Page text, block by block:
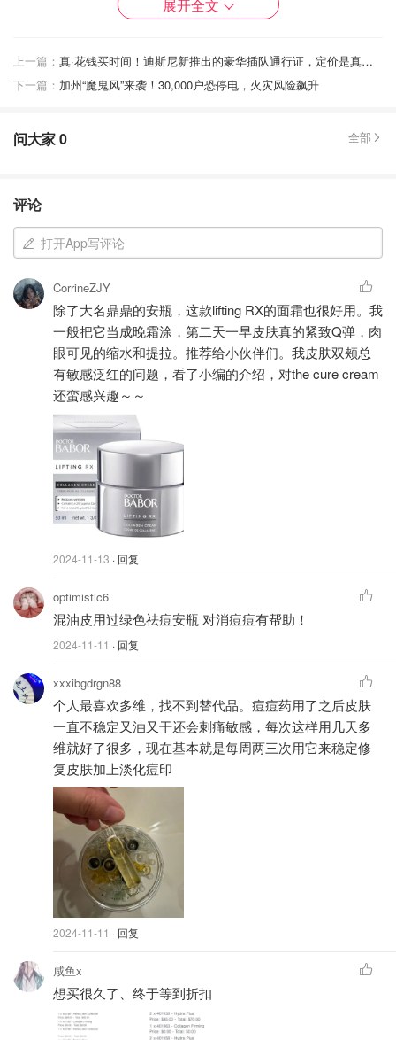
10D Hyaluronic Acid Ampoule Serum
Concentrate
黑科技来啦~~干燥肌秒变水光肌的神！
作为全球安瓶护肤的大佬，BABOR推出了这款全新的
Hydration 10D透明质酸安瓶精华，比之前超火的透明质酸
安瓶更强大。这款首次将10种不同分子结构的透明质酸、多
谷氨酸和三肽相结合，还特别添加了
BIOGEN植物精华，这是BABOR科研的专利。
主打
彻底解决皮肤干燥问题
能够激活皮肤的天然修复力
别管。。就是连简单的补水产品也帮你堆满科技！！🐂
展开全文
上一篇：
真·花钱买时间！迪斯尼新推出的豪华插队通行证，定价是真贵啊...
下一篇： 加州“魔鬼风”来袭！30,000户恐停电，火灾风险飙升
问大家0 全部
评论
打开App写评论
CorrineZJY
除了大名鼎鼎的安瓶，这款lifting RX的面霜也很好用。我
一般把它当成晚霜涂，第二天一早皮肤真的紧致Q弹，肉
眼可见的缩水和提拉。推荐给小伙伴们。我皮肤双颊总
有敏感泛红的问题，看了小编的介绍，对the cure cream
还蛮感兴趣～～
2024-11-13 · 回复
optimistic6
混油皮用过绿色祛痘安瓶 对消痘痘有帮助！
2024-11-11 · 回复
xxxibgdrgn88
个人最喜欢多维，找不到替代品。痘痘药用了之后皮肤
一直不稳定又油又干还会刺痛敏感，每次这样用几天多
维就好了很多，现在基本就是每周两三次用它来稳定修
复皮肤加上淡化痘印
2024-11-11 · 回复
咸鱼x
想买很久了、终于等到折扣